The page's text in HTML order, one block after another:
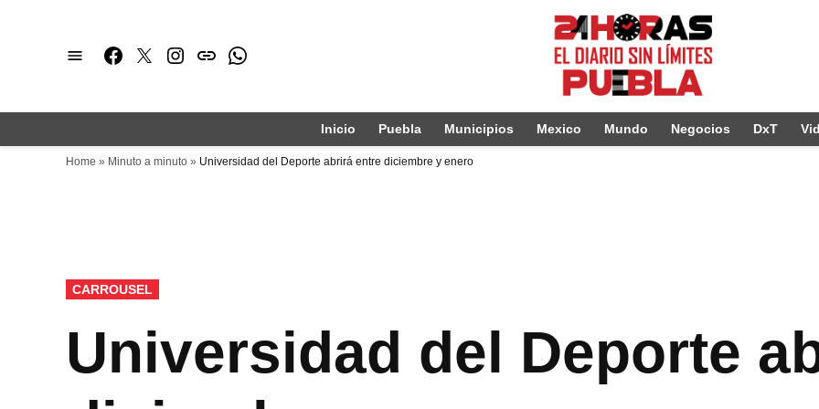
Facebook
TwitterInstagram
issuuWhatsapp
Inicio Puebla Municipios Mexico Mundo Negocios DxT
Home » Minuto a minuto » Universidad del Deporte abrirá entre diciembre y enero
PUBLICADO
EN
CARROUSEL
Universidad del Deporte